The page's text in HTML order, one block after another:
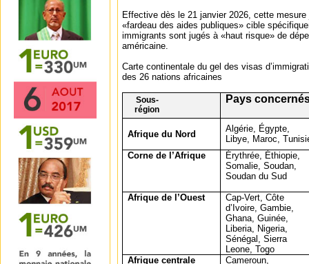
Effective dès le 21 janvier 2026, cette
«fardeau des aides publiques» cible
immigrants sont jugés à «haut risque» de
américaine.
Carte continentale du gel des visas
des 26 nations africaines
Sous-
région
Pays
Afrique du Nord
Algérie, Égypte,
Libye, Maroc,
Corne de l’Afrique
Érythrée, Éthiopie,
Somalie, Soudan,
Soudan du Sud
Afrique de l’Ouest
Cap-Vert, Côte
d’Ivoire, Gambie,
Ghana, Guinée,
Liberia, Nigeria,
Sénégal, Sierra
Leone, Togo
Afrique centrale
Cameroun,